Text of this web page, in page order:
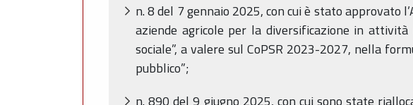
n. 8 del 7 gennaio 2025, con cui è stato approvato
aziende agricole per la diversificazione in
sociale”, a valere sul CoPSR 2023-2027, nella
pubblico”;